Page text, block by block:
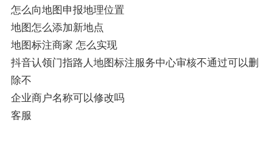
怎么向地图申报地理位置
地图怎么添加新地点
地图标注商家 怎么实现
抖音认领门指路人地图标注服务中心审核不通过可以删
除不
企业商户名称可以修改吗
客服